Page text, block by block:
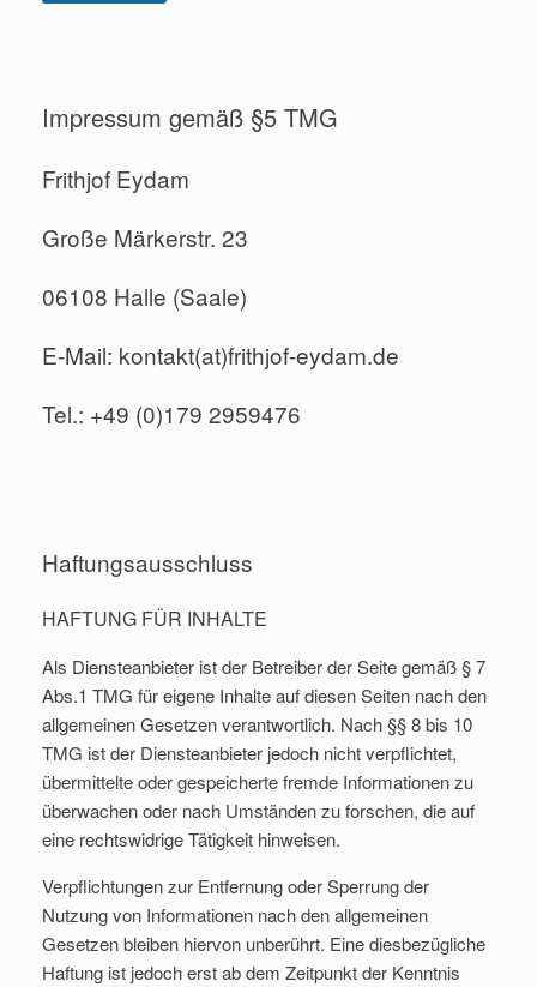
Impressum gemäß §5 TMG
Frithjof Eydam
Große Märkerstr. 23
06108 Halle (Saale)
E-Mail: kontakt(at)frithjof-eydam.de
Tel.: +49 (0)179 2959476
Haftungsausschluss
HAFTUNG FÜR INHALTE
Als Diensteanbieter ist der Betreiber der Seite gemäß § 7
Abs.1 TMG für eigene Inhalte auf diesen Seiten nach den
allgemeinen Gesetzen verantwortlich. Nach §§ 8 bis 10
TMG ist der Diensteanbieter jedoch nicht verpflichtet,
übermittelte oder gespeicherte fremde Informationen zu
überwachen oder nach Umständen zu forschen, die auf
eine rechtswidrige Tätigkeit hinweisen.
Verpflichtungen zur Entfernung oder Sperrung der
Nutzung von Informationen nach den allgemeinen
Gesetzen bleiben hiervon unberührt. Eine diesbezügliche
Haftung ist jedoch erst ab dem Zeitpunkt der Kenntnis